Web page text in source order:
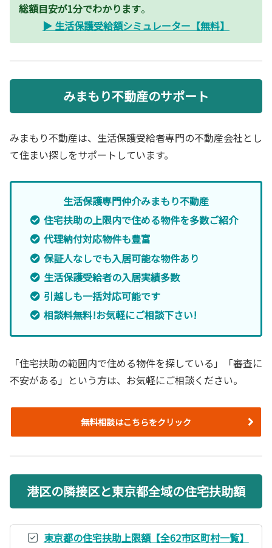
総額目安が1分でわかります。
▶ 生活保護受給額シミュレーター【無料】
みまもり不動産のサポート
みまもり不動産は、生活保護受給者専門の不動産会社とし
て住まい探しをサポートしています。
生活保護専門仲介みまもり不動産
住宅扶助の上限内で住める物件を多数ご紹介
代理納付対応物件も豊富
保証人なしでも入居可能な物件あり
生活保護受給者の入居実績多数
引越しも一括対応可能です
相談料無料!お気軽にご相談下さい!
「住宅扶助の範囲内で住める物件を探している」「審査に
不安がある」という方は、お気軽にご相談ください。
無料相談はこちらをクリック
港区の隣接区と東京都全域の住宅扶助額
東京都の住宅扶助上限額【全62市区町村一覧】